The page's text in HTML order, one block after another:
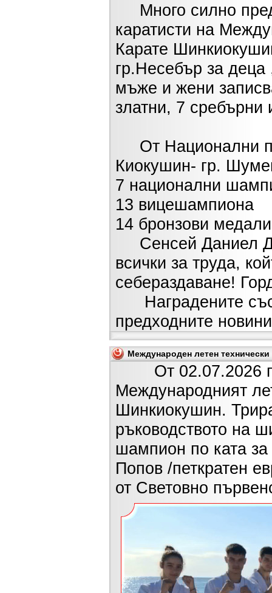
Много силно
каратисти на
Карате
гр.Несебър за
мъже и жени
златни, 7 сребърни
От Национални
Киокушин- гр.
7 национални
13 вицешампиона
14 бронзови
Сенсей Даниел
всички за труда,
себераздаване!
Наградените
предходните
Международен летен
От 02.07.2026 г.
Международният
Шинкиокушин.
ръководството на
шампион по ката
Попов /петкратен
от Световно